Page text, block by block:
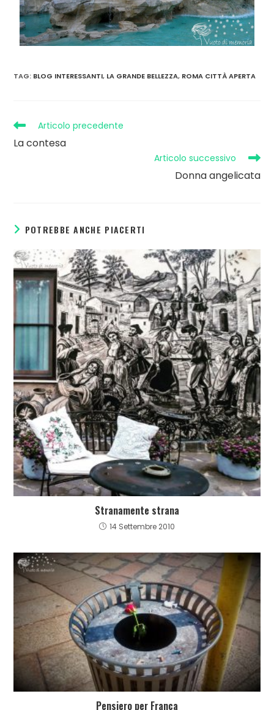
TAG: BLOG INTERESSANTI, LA GRANDE BELLEZZA, ROMA CITTÀ APERTA
Articolo precedente
La contesa
Articolo successivo
Donna angelicata
POTREBBE ANCHE PIACERTI
Stranamente strana
14 Settembre 2010
Pensiero per Franca